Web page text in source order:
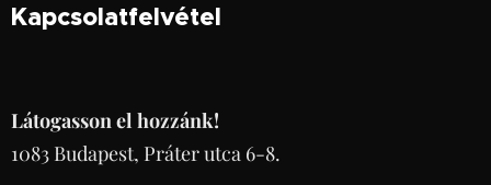
Kapcsolatfelvétel
Látogasson el hozzánk!
1083 Budapest, Práter utca 6-8.